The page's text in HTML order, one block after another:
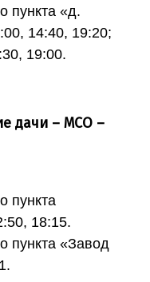
пункта «д.
14:40, 19:20;
19:00.
дачи – МСО –
пункта
18:15.
пункта «Завод